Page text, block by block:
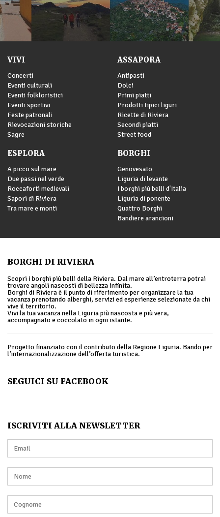
VIVI
Concerti
Eventi culturali
Eventi folkloristici
Eventi sportivi
Feste patronali
Rievocazioni storiche
Sagre
ASSAPORA
Antipasti
Dolci
Primi piatti
Prodotti tipici liguri
Ricette di Riviera
Secondi piatti
Street food
ESPLORA
A picco sul mare
Due passi nel verde
Roccaforti medievali
Sapori di Riviera
Tra mare e monti
BORGHI
Genovesato
Liguria di levante
I borghi più belli d'Italia
Liguria di ponente
Quattro Borghi
Bandiere arancioni
BORGHI DI RIVIERA
Scopri i borghi più belli della Riviera. Dal mare all’entroterra potrai
trovare angoli nascosti di bellezza infinita.
Borghi di Riviera è il punto di riferimento per organizzare la tua
vacanza prenotando alberghi, servizi ed esperienze selezionate da chi
vive il territorio.
Vivi la tua vacanza nella Liguria più nascosta e più vera,
accompagnato e coccolato in ogni istante.
Progetto finanziato con il contributo della Regione Liguria. Bando per
l’internazionalizzazione dell’offerta turistica.
SEGUICI SU FACEBOOK
ISCRIVITI ALLA NEWSLETTER